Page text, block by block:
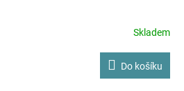
Skladem
Do košíku